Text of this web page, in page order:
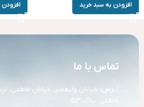
افزودن به سبد خرید
تماس با ما
رس: خیابان ولیعصر، خیابان فاطمی،
فاطمی، پلاک 53